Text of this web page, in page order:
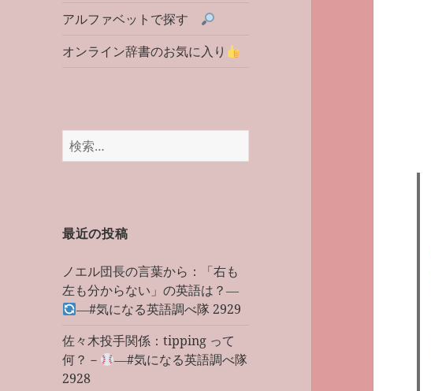
アルファベットで探す
オンライン辞書のお気に入り
検
索:
最近の投稿
ノエル団長の言葉から：「右も
左も分からない」の英語は？―
―#気になる英語調べ隊 2929
佐々木投手関係：tipping って
何？－
―#気になる英語調べ隊
2928